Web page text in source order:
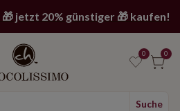
jetzt 20% günstiger 🎁 kaufen!
0 0
Suche